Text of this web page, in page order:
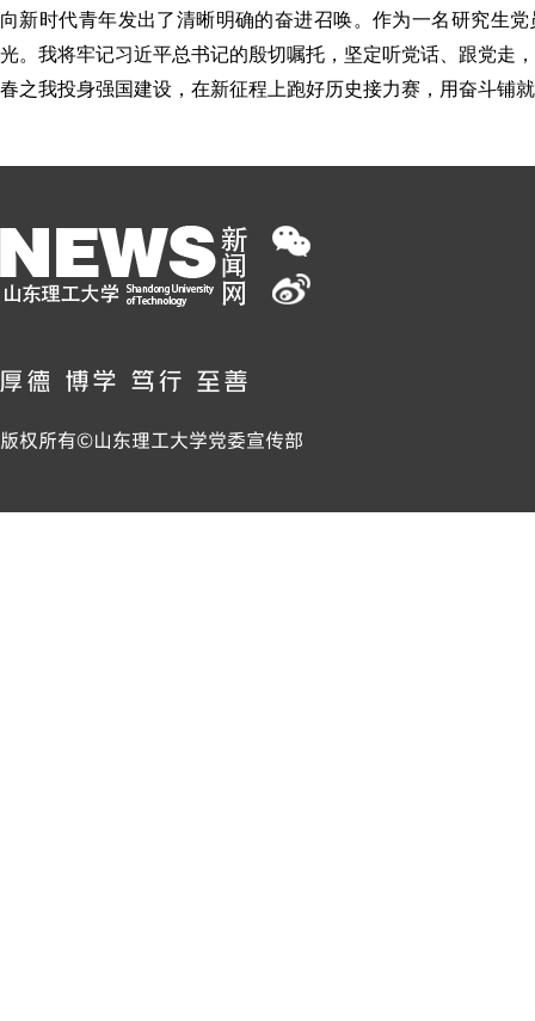
向新时代青年发出了清晰明确的奋进召唤。作为一名研究生
光。我将牢记习近平总书记的殷切嘱托，坚定听党话、跟党走
春之我投身强国建设，在新征程上跑好历史接力赛，用奋斗铺
版权所有©山东理工大学党委宣传部